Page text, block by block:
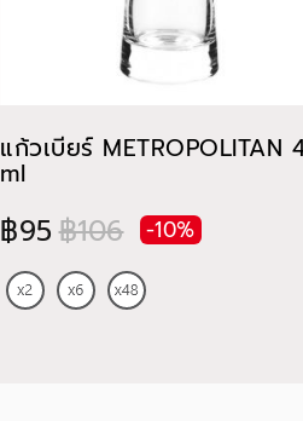
แก้วเบียร์ METROPOLITAN
ml
฿95฿106 -10%